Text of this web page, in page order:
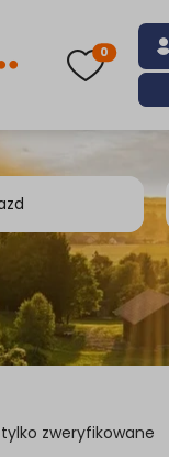
0
zweryfikowane